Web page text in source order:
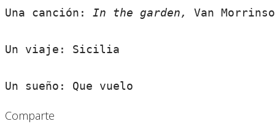
Una canción: In the garden, Van
Un viaje: Sicilia
Un sueño: Que vuelo
Comparte